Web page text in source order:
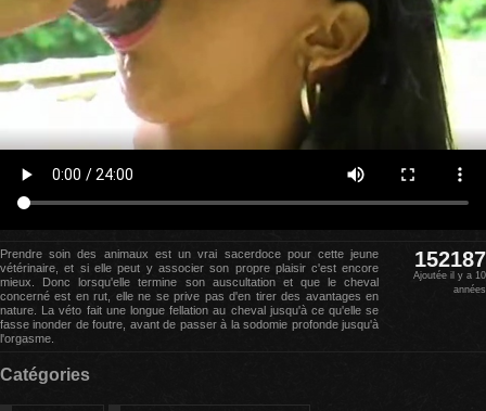
Prendre soin des animaux est un vrai sacerdoce pour cette jeune
vétérinaire, et si elle peut y associer son propre plaisir c'est encore
mieux. Donc lorsqu'elle termine son auscultation et que le cheval
concerné est en rut, elle ne se prive pas d'en tirer des avantages en
nature. La véto fait une longue fellation au cheval jusqu'à ce qu'elle se
fasse inonder de foutre, avant de passer à la sodomie profonde jusqu'à
l'orgasme.
152187
Ajoutée il y a 10
années
Catégories